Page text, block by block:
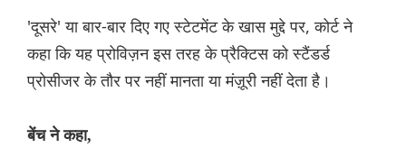
'दूसरे' या बार-बार दिए गए स्टेटमेंट के खास मुद्दे पर, कोर्ट ने
कहा कि यह प्रोविज़न इस तरह के प्रैक्टिस को स्टैंडर्ड
प्रोसीजर के तौर पर नहीं मानता या मंज़ूरी नहीं देता है।
बेंच ने कहा,